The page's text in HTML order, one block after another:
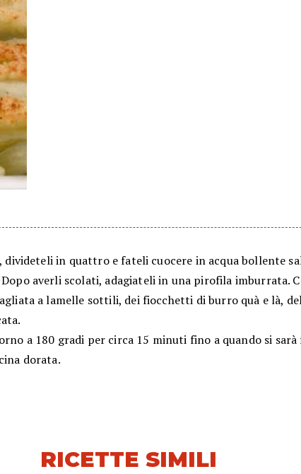
in quattro e fateli cuocere in acqua bollente
averli scolati, adagiateli in una pirofila imburrata.
a lamelle sottili, dei fiocchetti di burro quà e là,
a 180 gradi per circa 15 minuti fino a quando si
dorata.
RICETTE SIMILI